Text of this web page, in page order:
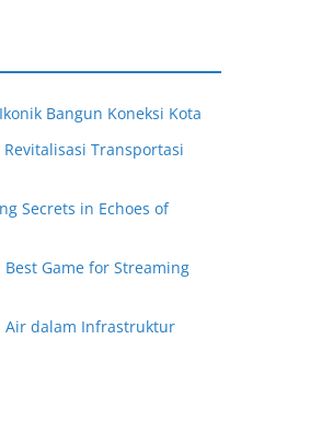
Bangun Koneksi Kota
Transportasi
Secrets in Echoes of
Game for Streaming
Air dalam Infrastruktur